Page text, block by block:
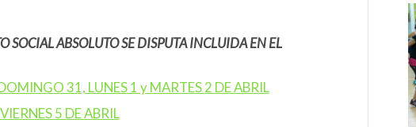
SOCIAL ABSOLUTO SE DISPUTA INCLUIDA EN EL
31, LUNES 1 y MARTES 2 DE ABRIL
5 DE ABRIL